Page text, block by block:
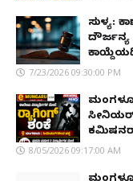
ಸುಳ್ಯ:
7/23/2026 09:30:00 PM
ಕಮಿಷನರ್
8/05/2026 09:17:00 AM